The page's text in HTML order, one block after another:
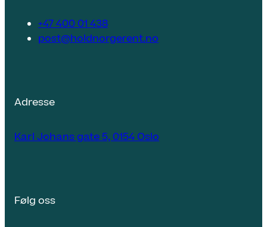
+47 400 01 438
post@holdnorgerent.no
Adresse
Karl Johans gate 5, 0154 Oslo
Følg oss